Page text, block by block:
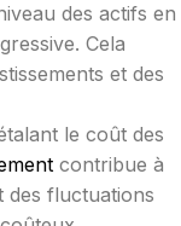
des actifs en
Cela
et des
le coût des
contribue à
des fluctuations